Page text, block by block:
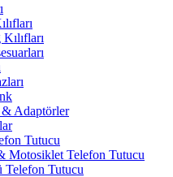
Adaptörler
Tutucu
Motosiklet Telefon Tutucu
Telefon Tutucu